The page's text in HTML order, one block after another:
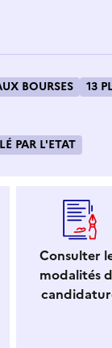
BOURSES
13
PAR L'ETAT
Consulter
modalités